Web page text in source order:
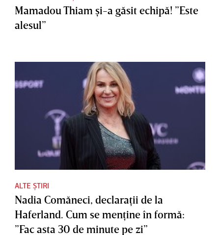
Mamadou Thiam şi-a găsit echipă! ”Este
alesul”
ALTE ȘTIRI
Nadia Comăneci, declaraţii de la
Haferland. Cum se menţine în formă:
”Fac asta 30 de minute pe zi”